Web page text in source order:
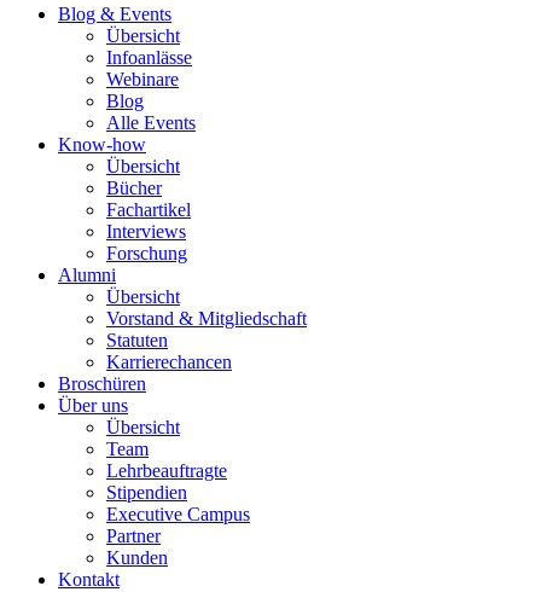
Blog & Events
Übersicht
Infoanlässe
Webinare
Blog
Alle Events
Know-how
Übersicht
Bücher
Fachartikel
Interviews
Forschung
Alumni
Übersicht
Vorstand & Mitgliedschaft
Statuten
Karrierechancen
Broschüren
Über uns
Übersicht
Team
Lehrbeauftragte
Stipendien
Executive Campus
Partner
Kunden
Kontakt